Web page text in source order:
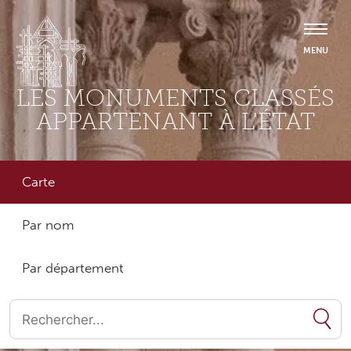
LES MONUMENTS CLASSÉS
APPARTENANT À L'ÉTAT
Carte
Par nom
Par département
Quand les résultats de l'auto-complétion sont disponibles,